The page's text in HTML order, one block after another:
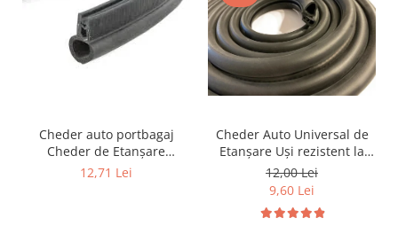
Cheder auto portbagaj
Cheder de Etanșare
Profesional din Cauciuc -
12,71 Lei
Cheder Auto Universal de
Etanșare Uși rezistent la
intemperii, raze UV,
îmbătrânire și temperaturi
extreme
12,00 Lei
9,60 Lei